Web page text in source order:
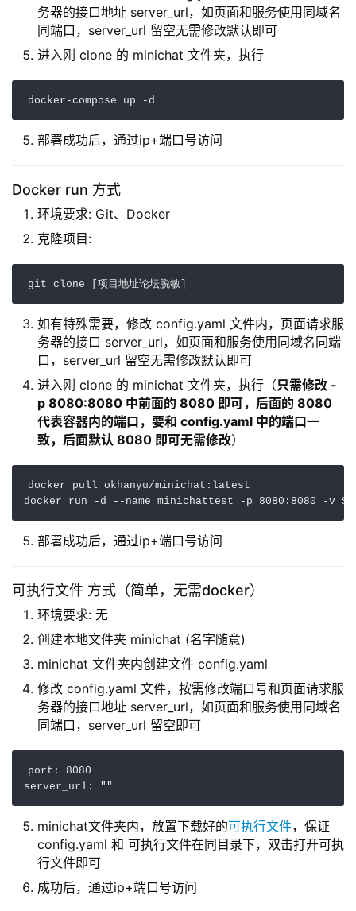
务器的接口地址 server_url，如页面和服务使用同域名
同端口，server_url 留空无需修改默认即可
进入刚 clone 的 minichat 文件夹，执行
部署成功后，通过ip+端口号访问
Docker run 方式
环境要求: Git、Docker
克隆项目:
如有特殊需要，修改 config.yaml 文件内，页面请求服
务器的接口 server_url，如页面和服务使用同域名同端
口，server_url 留空无需修改默认即可
进入刚 clone 的 minichat 文件夹，执行（只需修改 -
p 8080:8080 中前面的 8080 即可，后面的 8080
代表容器内的端口，要和 config.yaml 中的端口一
致，后面默认 8080 即可无需修改）
docker pull okhanyu/minichat:latest
部署成功后，通过ip+端口号访问
可执行文件 方式（简单，无需docker）
环境要求: 无
创建本地文件夹 minichat (名字随意)
minichat 文件夹内创建文件 config.yaml
修改 config.yaml 文件，按需修改端口号和页面请求服
务器的接口地址 server_url，如页面和服务使用同域名
同端口，server_url 留空即可
port: 8080
minichat文件夹内，放置下载好的可执行文件，保证
config.yaml 和 可执行文件在同目录下，双击打开可执
行文件即可
成功后，通过ip+端口号访问